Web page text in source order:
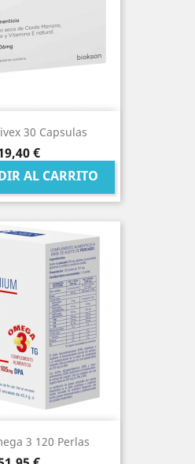
30 Capsulas
€
AL CARRITO
3 120 Perlas